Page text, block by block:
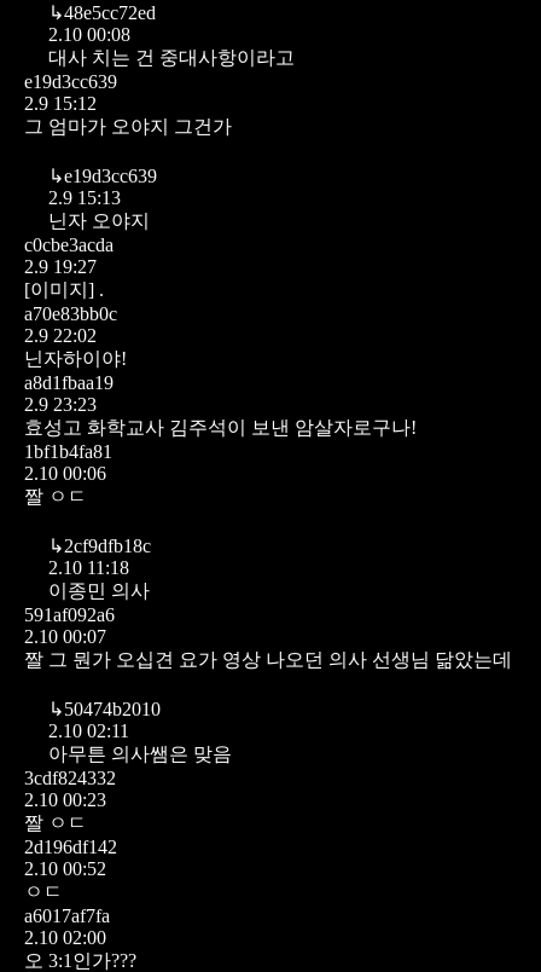
↳48e5cc72ed
2.10 00:08
대사 치는 건 중대사항이라고
e19d3cc639
2.9 15:12
그 엄마가 오야지 그건가
↳e19d3cc639
2.9 15:13
닌자 오야지
c0cbe3acda
2.9 19:27
[이미지] .
a70e83bb0c
2.9 22:02
닌자하이야!
a8d1fbaa19
2.9 23:23
효성고 화학교사 김주석이 보낸 암살자로구나!
1bf1b4fa81
2.10 00:06
짤 ㅇㄷ
↳2cf9dfb18c
2.10 11:18
이종민 의사
591af092a6
2.10 00:07
짤 그 뭔가 오십견 요가 영상 나오던 의사 선생님 닮았는데
↳50474b2010
2.10 02:11
아무튼 의사쌤은 맞음
3cdf824332
2.10 00:23
짤 ㅇㄷ
2d196df142
2.10 00:52
ㅇㄷ
a6017af7fa
2.10 02:00
오 3:1인가???